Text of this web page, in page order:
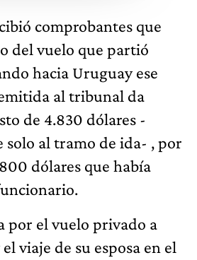
comprobantes que
del vuelo que partió
hacia Uruguay ese
al tribunal da
de 4.830 dólares -
solo al tramo de ida- , por
dólares que había
por el vuelo privado a
viaje de su esposa en el